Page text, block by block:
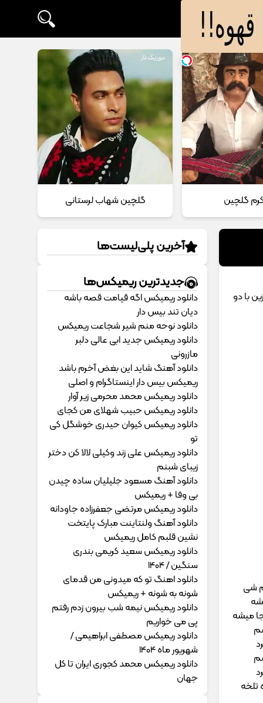
کرم گلچین گلچین شهاب لرستانی
با دو
شی
میشه
تلخه
آخرین پلی‌لیست‌ها
جدیدترین ریمیکس‌ها
دانلود ریمیکس اگه قیامت قصه باشه
دیان تند بیس دار
دانلود نوحه منم شیر شجاعت ریمیکس
دانلود ریمیکس جدید ابی عالی دلبر
مازرونی
دانلود آهنگ شاید این بغض آخرم باشد
ریمیکس بیس دار اینستاگرام و اصلی
دانلود ریمیکس محمد محرمی زیر آوار
دانلود ریمیکس حبیب شهلای من کجای
دانلود ریمیکس کیوان حیدری خوشگل کی
تو
دانلود ریمیکس علی زند وکیلی لالا کن دختر
زیبای شبنم
دانلود آهنگ مسعود جلیلیان ساده چیدن
بی وفا + ریمیکس
دانلود ریمیکس مرتضی جعفرزاده جاودانه
دانلود آهنگ ولنتاینت مبارک پایتخت
نشین قلبم کامل ریمیکس
دانلود ریمیکس سعید کریمی بندری
سنگین / 1404
دانلود اهنگ تو که میدونی من قدمای
شونه به شونه + ریمیکس
دانلود ریمیکس نیمه شب بیرون زدم رفتم
پی می خواریم
دانلود ریمیکس مصطفی ابراهیمی /
شهریور ماه 1404
دانلود ریمیکس محمد کجوری ایران تا کل
جهان